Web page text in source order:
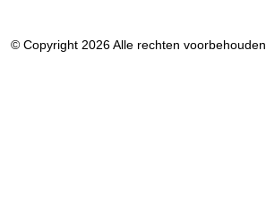
© Copyright 2026 Alle rechten voorbehouden.